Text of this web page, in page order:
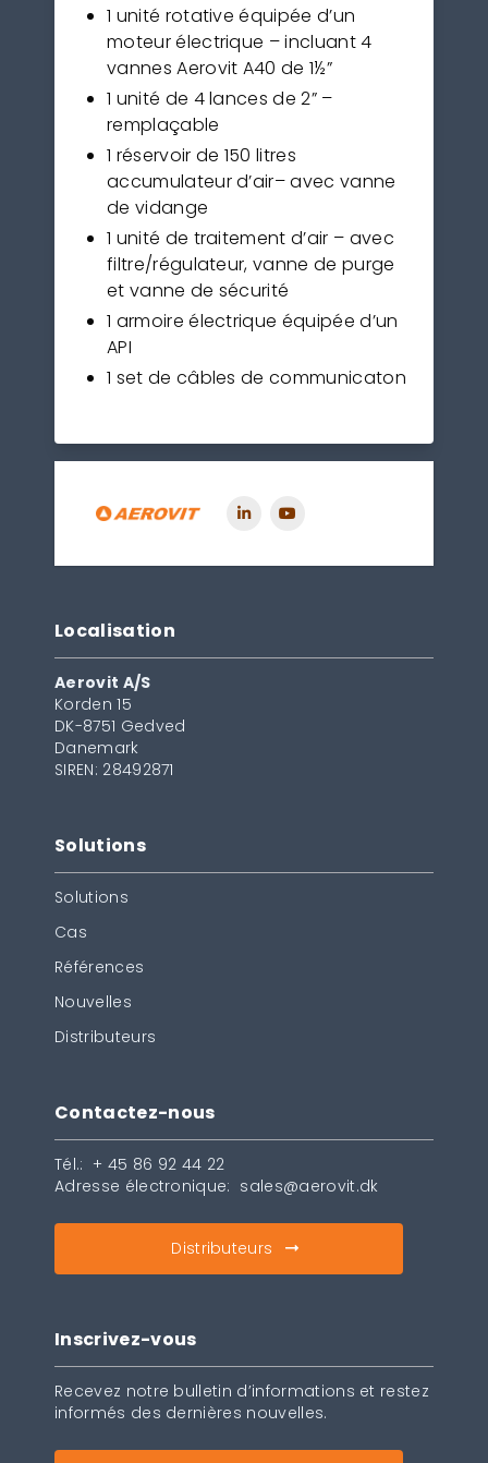
1 unité rotative équipée d’un
moteur électrique – incluant 4
vannes Aerovit A40 de 1½”
1 unité de 4 lances de 2” –
remplaçable
1 réservoir de 150 litres
accumulateur d’air– avec vanne
de vidange
1 unité de traitement d’air – avec
filtre/régulateur, vanne de purge
et vanne de sécurité
1 armoire électrique équipée d’un
API
1 set de câbles de communicaton
Localisation
Aerovit A/S
Korden 15
DK-8751 Gedved
Danemark
SIREN: 28492871
Solutions
Solutions
Cas
Références
Nouvelles
Distributeurs
Contactez-nous
Tél.: + 45 86 92 44 22
Adresse électronique: sales@aerovit.dk
Distributeurs
Inscrivez-vous
Recevez notre bulletin d’informations et restez
informés des dernières nouvelles.